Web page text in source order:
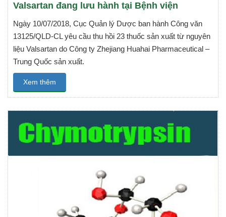
Valsartan đang lưu hành tại Bệnh viện
Ngày 10/07/2018, Cục Quản lý Dược ban hành Công văn
13125/QLD-CL yêu cầu thu hồi 23 thuốc sản xuất từ nguyên
liệu Valsartan do Công ty Zhejiang Huahai Pharmaceutical –
Trung Quốc sản xuất.
Xem thêm